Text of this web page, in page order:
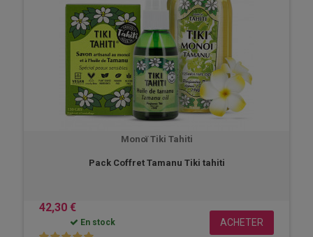
Monoï Tiki Tahiti
Pack Coffret Tamanu Tiki tahiti
42,30 €
En stock ACHETER